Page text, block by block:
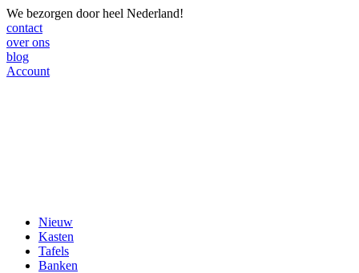
We bezorgen door heel Nederland!
contact
over ons
blog
Account
Nieuw
Kasten
Tafels
Banken